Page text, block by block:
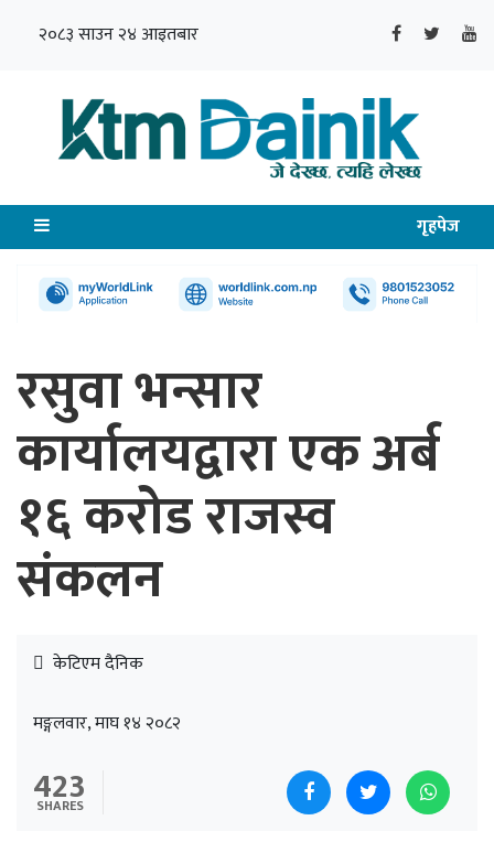
२०८३ साउन २४ आइतबार
गृहपेज
रसुवा भन्सार
कार्यालयद्वारा एक अर्ब
१६ करोड राजस्व
संकलन
केटिएम दैनिक
मङ्गलवार, माघ १४ २०८२
423
SHARES